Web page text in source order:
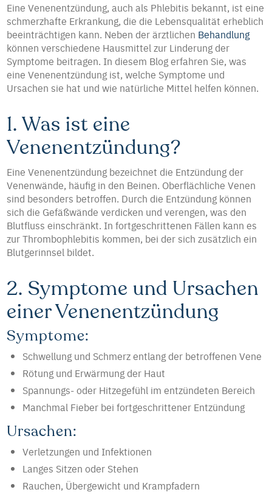
Eine Venenentzündung, auch als Phlebitis bekannt, ist eine
schmerzhafte Erkrankung, die die Lebensqualität erheblich
beeinträchtigen kann. Neben der ärztlichen Behandlung
können verschiedene Hausmittel zur Linderung der
Symptome beitragen. In diesem Blog erfahren Sie, was
eine Venenentzündung ist, welche Symptome und
Ursachen sie hat und wie natürliche Mittel helfen können.
1. Was ist eine
Venenentzündung?
Eine Venenentzündung bezeichnet die Entzündung der
Venenwände, häufig in den Beinen. Oberflächliche Venen
sind besonders betroffen. Durch die Entzündung können
sich die Gefäßwände verdicken und verengen, was den
Blutfluss einschränkt. In fortgeschrittenen Fällen kann es
zur Thrombophlebitis kommen, bei der sich zusätzlich ein
Blutgerinnsel bildet.
2. Symptome und Ursachen
einer Venenentzündung
Symptome:
Schwellung und Schmerz entlang der betroffenen Vene
Rötung und Erwärmung der Haut
Spannungs- oder Hitzegefühl im entzündeten Bereich
Manchmal Fieber bei fortgeschrittener Entzündung
Ursachen:
Verletzungen und Infektionen
Langes Sitzen oder Stehen
Rauchen, Übergewicht und Krampfadern